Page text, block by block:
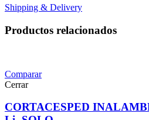
Shipping & Delivery
Productos relacionados
Comparar
Cerrar
CORTACESPED